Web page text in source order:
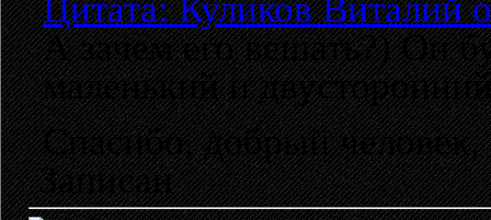
Цитата: Куликов Виталий
А зачем его вешать?) Он
маленький и
Спасибо, добрый
Записан